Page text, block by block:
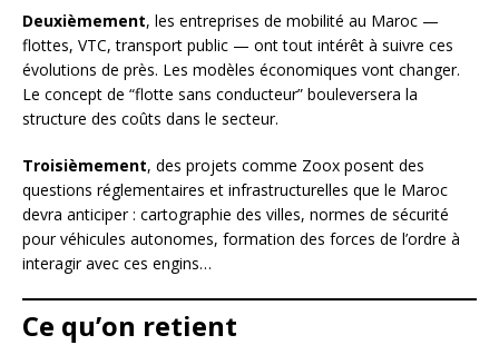
Deuxièmement, les entreprises de mobilité au Maroc —
flottes, VTC, transport public — ont tout intérêt à suivre ces
évolutions de près. Les modèles économiques vont changer.
Le concept de “flotte sans conducteur” bouleversera la
structure des coûts dans le secteur.
Troisièmement, des projets comme Zoox posent des
questions réglementaires et infrastructurelles que le Maroc
devra anticiper : cartographie des villes, normes de sécurité
pour véhicules autonomes, formation des forces de l’ordre à
interagir avec ces engins…
Ce qu’on retient